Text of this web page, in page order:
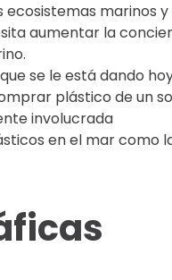
marinos
aumentar la
se le está dando
plástico de un
involucrada
en el mar como